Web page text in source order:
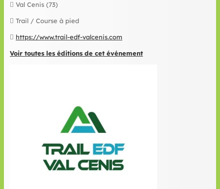
Val Cenis (73)
Trail / Course à pied
https://www.trail-edf-valcenis.com
Voir toutes les éditions de cet événement